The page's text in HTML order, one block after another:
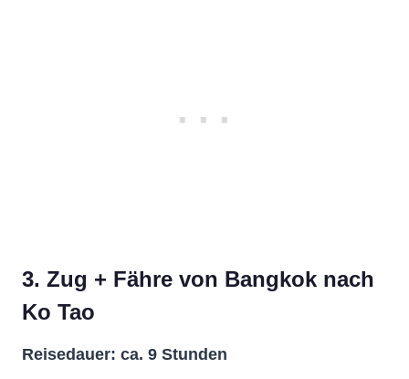
3. Zug + Fähre von Bangkok nach
Ko Tao
Reisedauer: ca. 9 Stunden